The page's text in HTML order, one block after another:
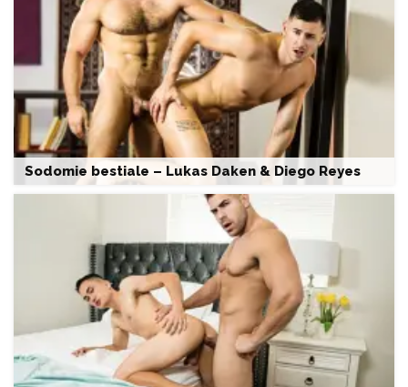
Sodomie bestiale – Lukas Daken & Diego Reyes